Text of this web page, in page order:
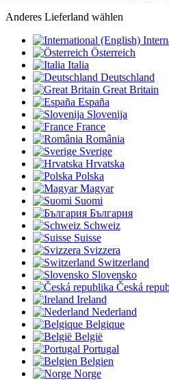
Anderes Lieferland wählen
Österreich
Italia
Deutschland
Great Britain
España
Slovenija
France
România
Sverige
Hrvatska
Polska
Magyar
Suomi
България
Schweiz
Suisse
Svizzera
Switzerland
Slovensko
Česká
Ireland
Nederland
Belgique
België
Portugal
Belgien
Norge